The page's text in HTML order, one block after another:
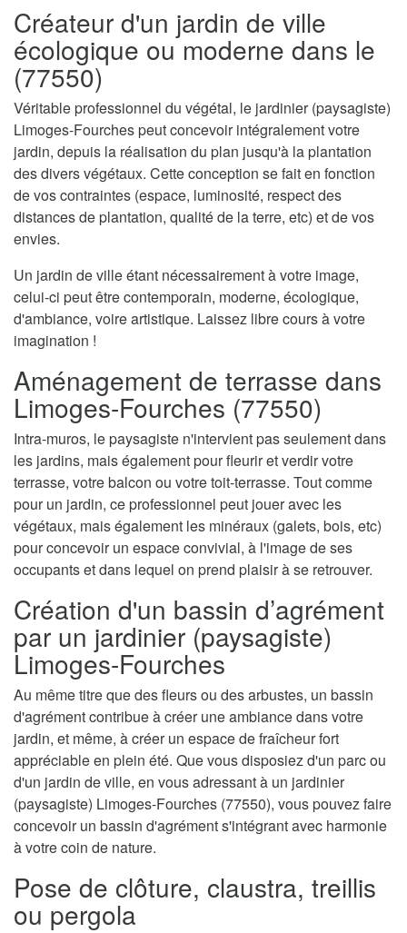
Créateur d'un jardin de ville
écologique ou moderne dans le
(77550)
Véritable professionnel du végétal, le jardinier (paysagiste)
Limoges-Fourches peut concevoir intégralement votre
jardin, depuis la réalisation du plan jusqu'à la plantation
des divers végétaux. Cette conception se fait en fonction
de vos contraintes (espace, luminosité, respect des
distances de plantation, qualité de la terre, etc) et de vos
envies.
Un jardin de ville étant nécessairement à votre image,
celui-ci peut être contemporain, moderne, écologique,
d'ambiance, voire artistique. Laissez libre cours à votre
imagination !
Aménagement de terrasse dans
Limoges-Fourches (77550)
Intra-muros, le paysagiste n'intervient pas seulement dans
les jardins, mais également pour fleurir et verdir votre
terrasse, votre balcon ou votre toit-terrasse. Tout comme
pour un jardin, ce professionnel peut jouer avec les
végétaux, mais également les minéraux (galets, bois, etc)
pour concevoir un espace convivial, à l'image de ses
occupants et dans lequel on prend plaisir à se retrouver.
Création d'un bassin d’agrément
par un jardinier (paysagiste)
Limoges-Fourches
Au même titre que des fleurs ou des arbustes, un bassin
d'agrément contribue à créer une ambiance dans votre
jardin, et même, à créer un espace de fraîcheur fort
appréciable en plein été. Que vous disposiez d'un parc ou
d'un jardin de ville, en vous adressant à un jardinier
(paysagiste) Limoges-Fourches (77550), vous pouvez faire
concevoir un bassin d'agrément s'intégrant avec harmonie
à votre coin de nature.
Pose de clôture, claustra, treillis
ou pergola